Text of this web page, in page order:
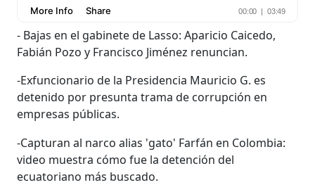
- Bajas en el gabinete de Lasso: Aparicio Caicedo,
Fabián Pozo y Francisco Jiménez renuncian.
-Exfuncionario de la Presidencia Mauricio G. es
detenido por presunta trama de corrupción en
empresas públicas.
-Capturan al narco alias 'gato' Farfán en Colombia:
video muestra cómo fue la detención del
ecuatoriano más buscado.